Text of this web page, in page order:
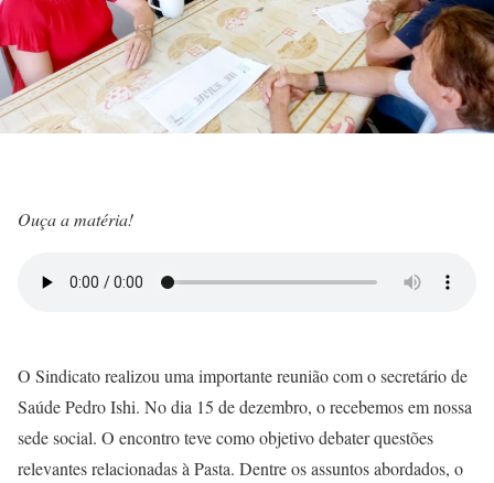
Ouça a matéria!
O Sindicato realizou uma importante reunião com o secretário de
Saúde Pedro Ishi. No dia 15 de dezembro, o recebemos em nossa
sede social. O encontro teve como objetivo debater questões
relevantes relacionadas à Pasta. Dentre os assuntos abordados, o